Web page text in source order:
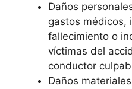
Daños
gastos médicos,
fallecimiento o
víctimas del
conductor
Daños